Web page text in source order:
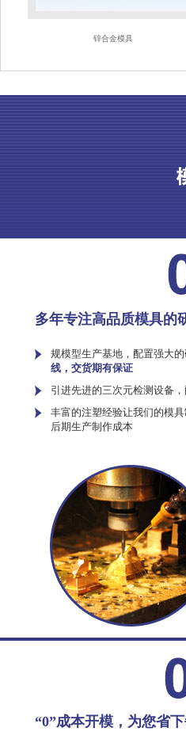
锌合金模具
多年专注高品质模具的
规模型生产基地，配置强大的
线，交货期有保证
引进先进的三次元检测设备
丰富的注塑经验让我们的模
后期生产制作成本
“0”成本开模，为您省